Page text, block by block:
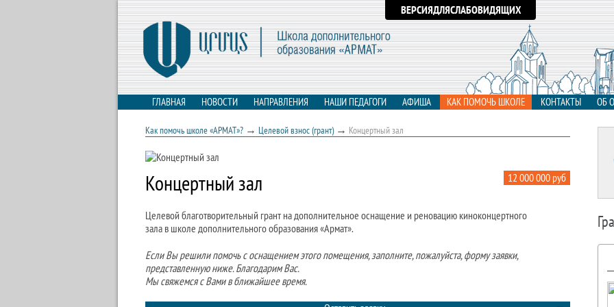
ВЕРСИЯДЛЯСЛАБОВИДЯЩИХ
ГЛАВНАЯ НОВОСТИ НАПРАВЛЕНИЯ НАШИ ПЕДАГОГИ АФИША КАК ПОМОЧЬ ШКОЛЕ КОНТАКТЫ ОБ
Как помочь школе «АРМАТ»? → Целевой взнос (грант)→ Концертный зал
Концертный зал 12 000 000 руб
Целевой благотворительный грант на дополнительное оснащение и реновацию киноконцертного
зала в школе дополнительного образования «Армат».
Если Вы решили помочь с оснащением этого помещения, заполните, пожалуйста, форму заявки,
представленную ниже. Благодарим Вас.
Мы свяжемся с Вами в ближайшее время.